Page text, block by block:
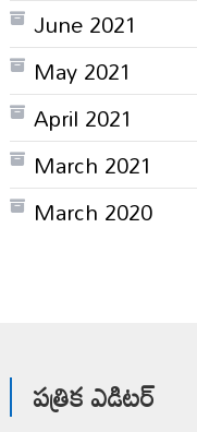
June 2021
May 2021
April 2021
March 2021
March 2020
పత్రిక ఎడిటర్